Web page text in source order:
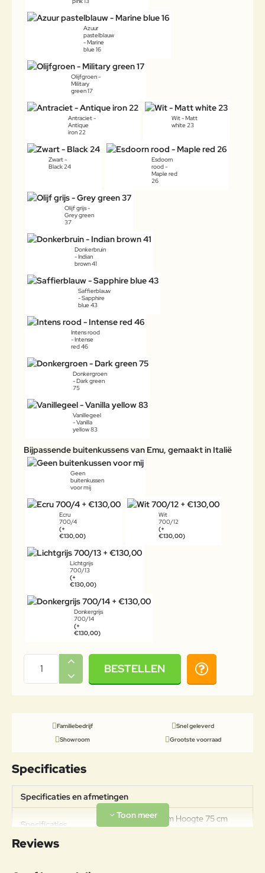
Azuur
pastelblauw
- Marine
blue 16
Olijfgroen -
Military
green 17
Antraciet -
Antique
iron 22
Wit - Matt
white 23
Zwart -
Black 24
Esdoorn
rood -
Maple red
26
Olijf grijs -
Grey green
37
Donkerbruin
- Indian
brown 41
Saffierblauw
- Sapphire
blue 43
Intens rood
- Intense
red 46
Donkergroen
- Dark green
75
Vanillegeel
- Vanilla
yellow 83
Bijpassende buitenkussens van Emu, gemaakt in Italië
Geen
buitenkussen
voor mij
Ecru
700/4
(+
€130,00)
Wit
700/12
(+
€130,00)
Lichtgrijs
700/13
(+
€130,00)
Donkergrijs
700/14
(+
€130,00)
BESTELLEN
Familiebedrijf
Snel geleverd
Showroom
Grootste voorraad
Specificaties
Specificaties en afmetingen
Specificaties
Breedte 140 cm Hoogte 75 cm
Diepte 73 cm Zithoogte 39 cm
Reviews